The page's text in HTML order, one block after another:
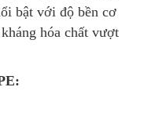
bật với độ bền cơ
hóa chất vượt